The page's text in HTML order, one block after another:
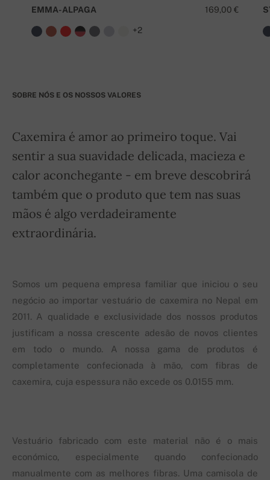
169,00 €
EMMA-ALPAGA
+2
SOBRE NÓS E OS NOSSOS VALORES
Caxemira é amor ao primeiro toque. Vai
sentir a sua suavidade delicada, macieza e
calor aconchegante - em breve descobrirá
também que o produto que tem nas suas
mãos é algo verdadeiramente
extraordinária.
Somos um pequena empresa familiar que iniciou o seu
negócio ao importar vestuário de caxemira no Nepal em
2011. A qualidade e exclusividade dos nossos produtos
justificam a nossa crescente adesão de novos clientes
em todo o mundo. A nossa gama de produtos é
completamente confecionada à mão, com fibras de
caxemira, cuja espessura não excede os 0.0155 mm.
Vestuário fabricado com este material não é o mais
económico, especialmente quando confecionado
manualmente com as melhores fibras. Uma camisola de